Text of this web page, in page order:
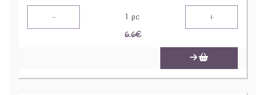
- 1 pc +
6.6€